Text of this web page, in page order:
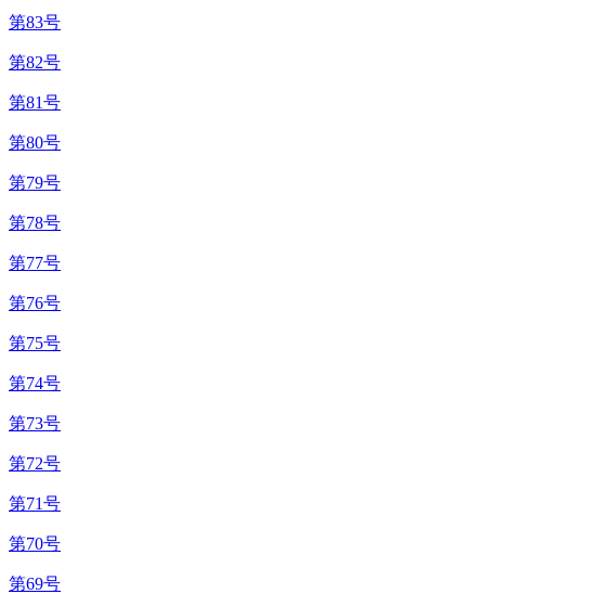
第83号
第82号
第81号
第80号
第79号
第78号
第77号
第76号
第75号
第74号
第73号
第72号
第71号
第70号
第69号